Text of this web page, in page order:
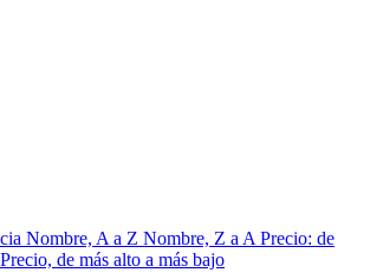
Nombre, A a Z Nombre, Z a A Precio: de
Precio, de más alto a más bajo